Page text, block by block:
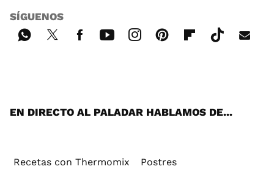
SÍGUENOS
EN DIRECTO AL PALADAR HABLAMOS DE...
Recetas con Thermomix Postres